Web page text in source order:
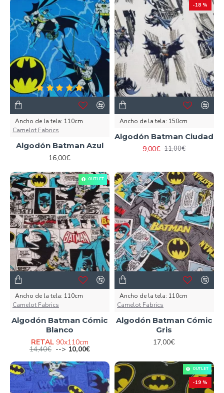
Ancho de la tela: 110cm
Camelot Fabrics
Algodón Batman Azul
16,00€
-18 %
Ancho de la tela: 150cm
Algodón Batman Ciudad
9,00€ 11,00€
OUTLET
Ancho de la tela: 110cm
Camelot Fabrics
Algodón Batman Cómic
Blanco
RETAL90x110cm
14,40€--> 10,00€
Ancho de la tela: 110cm
Camelot Fabrics
Algodón Batman Cómic
Gris
17,00€
OUTLET
-19 %